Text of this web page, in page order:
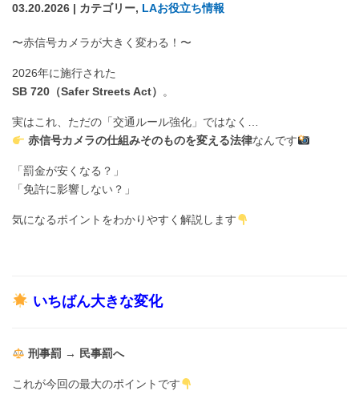
03.20.2026 | カテゴリー, LAお役立ち情報
〜赤信号カメラが大きく変わる！〜
2026年に施行された
SB 720（Safer Streets Act）
。
実はこれ、ただの「交通ルール強化」ではなく…
赤信号カメラの仕組みそのものを変える法律なんです
「罰金が安くなる？」
「免許に影響しない？」
気になるポイントをわかりやすく解説します
いちばん大きな変化
刑事罰 → 民事罰へ
これが今回の最大のポイントです